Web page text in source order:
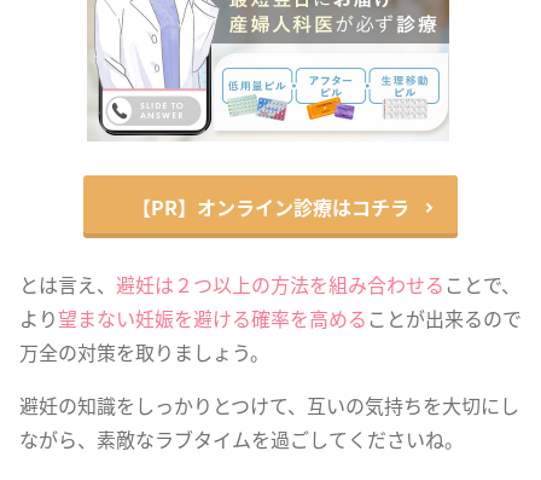
【PR】オンライン診療はコチラ
とは言え、 避妊は２つ以上の方法を組み合わせることで、
より望まない妊娠を避ける確率を高めることが出来るので
万全の対策を取りましょう。
避妊の知識をしっかりとつけて、互いの気持ちを大切にし
ながら、素敵なラブタイムを過ごしてくださいね。